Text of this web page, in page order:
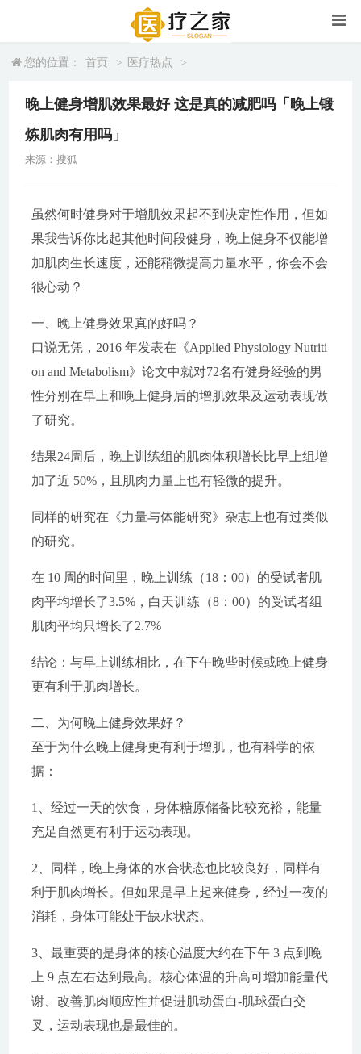
您的位置： 首页 > 医疗热点 >
晚上健身增肌效果最好 这是真的减肥吗「晚上锻
炼肌肉有用吗」
来源：搜狐
虽然何时健身对于增肌效果起不到决定性作用，但如
果我告诉你比起其他时间段健身，晚上健身不仅能增
加肌肉生长速度，还能稍微提高力量水平，你会不会
很心动？
一、晚上健身效果真的好吗？
口说无凭，2016 年发表在《Applied Physiology Nutriti
on and Metabolism》论文中就对72名有健身经验的男
性分别在早上和晚上健身后的增肌效果及运动表现做
了研究。
结果24周后，晚上训练组的肌肉体积增长比早上组增
加了近 50%，且肌肉力量上也有轻微的提升。
同样的研究在《力量与体能研究》杂志上也有过类似
的研究。
在 10 周的时间里，晚上训练（18：00）的受试者肌
肉平均增长了3.5%，白天训练（8：00）的受试者组
肌肉平均只增长了2.7%
结论：与早上训练相比，在下午晚些时候或晚上健身
更有利于肌肉增长。
二、为何晚上健身效果好？
至于为什么晚上健身更有利于增肌，也有科学的依
据：
1、经过一天的饮食，身体糖原储备比较充裕，能量
充足自然更有利于运动表现。
2、同样，晚上身体的水合状态也比较良好，同样有
利于肌肉增长。但如果是早上起来健身，经过一夜的
消耗，身体可能处于缺水状态。
3、最重要的是身体的核心温度大约在下午 3 点到晚
上 9 点左右达到最高。核心体温的升高可增加能量代
谢、改善肌肉顺应性并促进肌动蛋白-肌球蛋白交
叉，运动表现也是最佳的。